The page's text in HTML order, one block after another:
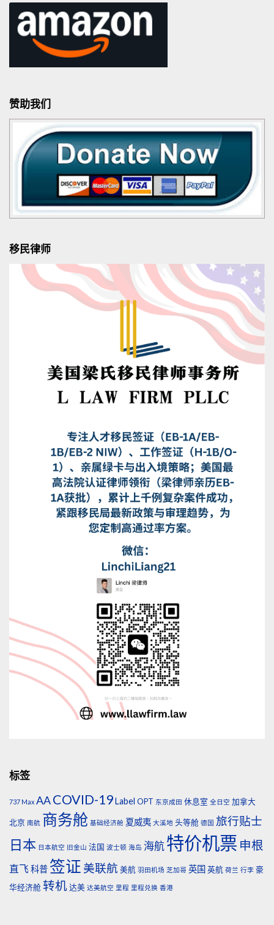
赞助我们
移民律师
标签
737 Max AACOVID-19 Label OPT 东京成田 休息室 全日空 加拿大
北京 南航 商务舱 基础经济舱 夏威夷 大溪地 头等舱 德国 旅行贴士
日本 日本航空 旧金山 法国 波士顿 海岛 海航特价机票 申根
直飞 科普 签证 美联航 美航 羽田机场 芝加哥 英国 英航 荷兰 行李 豪
华经济舱 转机达美 达美航空 里程 里程兑换 香港